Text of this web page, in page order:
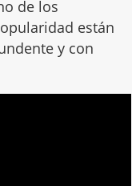
de los
están
y con